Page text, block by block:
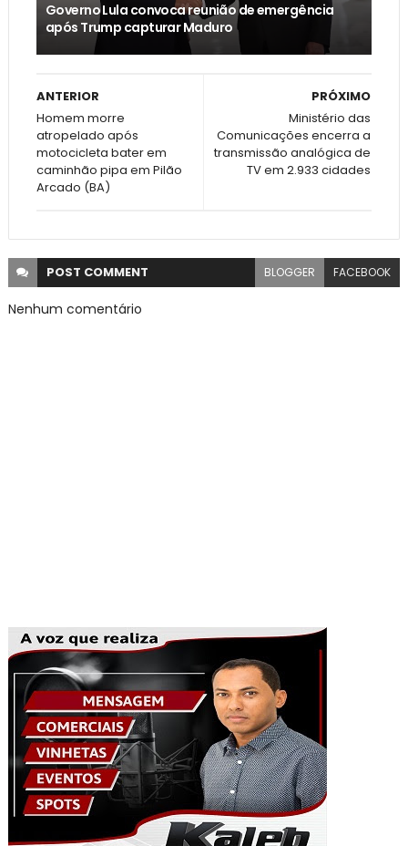
Governo Lula convoca reunião de emergência
após Trump capturar Maduro
PRÓXIMO
Ministério das
Comunicações encerra a
transmissão analógica de
TV em 2.933 cidades
ANTERIOR
Homem morre
atropelado após
motocicleta bater em
caminhão pipa em Pilão
Arcado (BA)
POST COMMENT BLOGGER FACEBOOK
Nenhum comentário